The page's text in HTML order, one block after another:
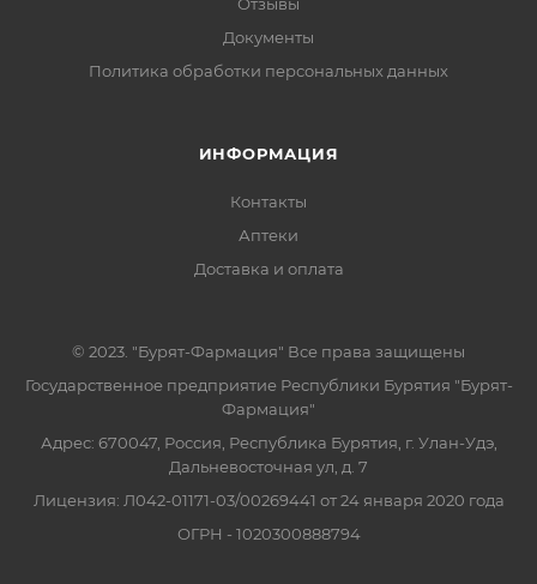
Документы
Политика обработки персональных данных
ИНФОРМАЦИЯ
Контакты
Аптеки
Доставка и оплата
© 2023. "Бурят-Фармация" Все права защищены
Государственное предприятие Республики Бурятия "Бурят-
Фармация"
Адрес: 670047, Россия, Республика Бурятия, г. Улан-Удэ,
Дальневосточная ул, д. 7
Лицензия: Л042-01171-03/00269441 от 24 января 2020 года
ОГРН - 1020300888794